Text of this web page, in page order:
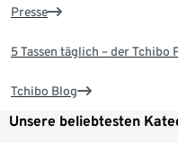
Presse
5 Tassen täglich – der Tchibo
Tchibo Blog
Unsere beliebtesten